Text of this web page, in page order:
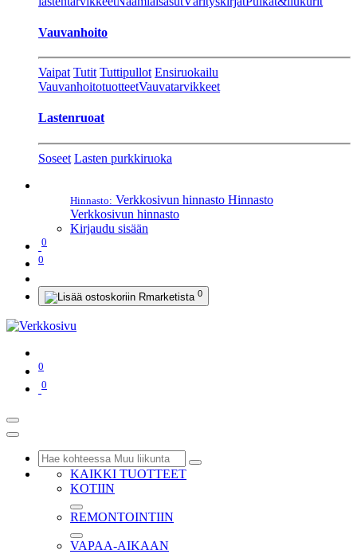
Vauvanhoito
Vaipat Tutit Tuttipullot Ensiruokailu
VauvanhoitotuotteetVauvatarvikkeet
Lastenruoat
Soseet Lasten purkkiruoka
Hinnasto: Verkkosivun hinnasto Hinnasto
Verkkosivun hinnasto
Kirjaudu sisään
0
0
0
0
0
KAIKKI TUOTTEET
KOTIIN
REMONTOINTIIN
VAPAA-AIKAAN